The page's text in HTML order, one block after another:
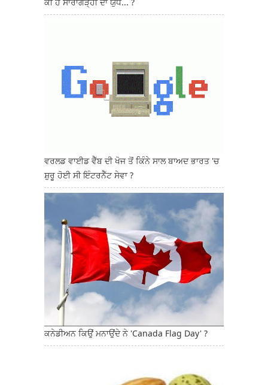
ਵਰਲਡ ਵਾਈਡ ਵੈੱਬ ਦੀ ਖੋਜ ਤੋਂ ਕਿੰਨੇ ਸਾਲ ਬਾਅਦ ਭਾਰਤ 'ਚ
ਸ਼ੁਰੂ ਹੋਈ ਸੀ ਇੰਟਰਨੈੱਟ ਸੇਵਾ ?
ਕਨੇਡੀਅਨ ਕਿਉਂ ਮਨਾਉਂਦੇ ਨੇ 'Canada Flag Day' ?